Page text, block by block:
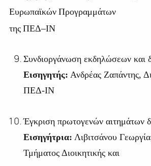
Ευρωπαϊκών Προγραμμάτων
της ΠΕΔ–ΙΝ
Συνδιοργάνωση εκδηλώσεων και
Εισηγητής: Ανδρέας Ζαπάντης,
ΠΕΔ-ΙΝ
Έγκριση πρωτογενών αιτημάτων
Εισηγήτρια: Λιβιτσάνου
Τμήματος Διοικητικής και